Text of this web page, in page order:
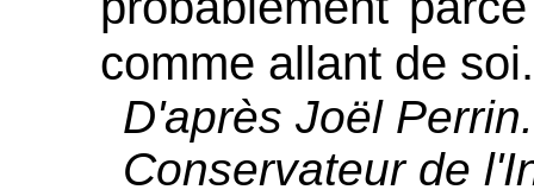
comme allant de soi.
D'après Joël Perrin.
Conservateur de